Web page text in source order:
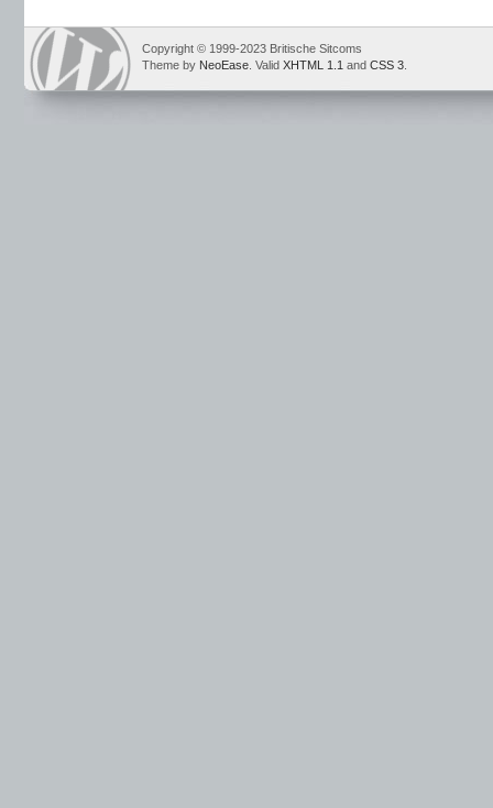
Copyright © 1999-2023 Britische Sitcoms
Theme by NeoEase . Valid XHTML 1.1 and CSS 3